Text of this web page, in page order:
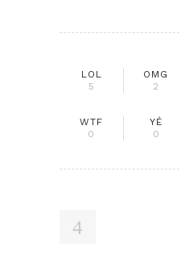
LOL
5
OMG
2
WTF
0
YÉ
0